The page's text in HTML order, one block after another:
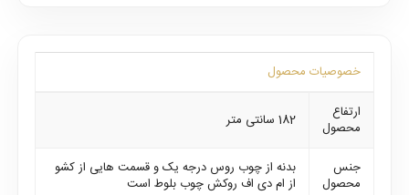
خصوصیات محصول
ارتفاع
محصول
182 سانتی متر
جنس
محصول
بدنه از چوب روس درجه یک و قسمت هایی از کشو
از ام دی اف روکش چوب بلوط است